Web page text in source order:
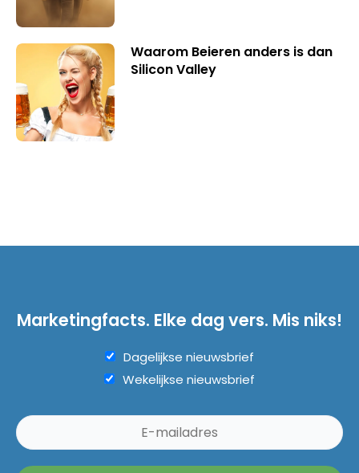
Waarom Beieren anders is dan
Silicon Valley
Marketingfacts. Elke dag vers. Mis niks!
Dagelijkse nieuwsbrief
Wekelijkse nieuwsbrief